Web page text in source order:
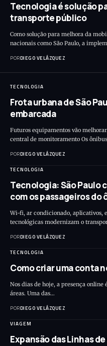
Tecnologia é solução
transporte público
Como solução para melhora da
nacionais como São Paulo, a
PORDIEGO VELÁZQUEZ
TECNOLOGIA
Frota urbana de São
embarcada
Futuros equipamentos vão
central de monitoramento Os
PORDIEGO VELÁZQUEZ
TECNOLOGIA
Tecnologia: São Paulo
com os passageiros do
Wi-fi, ar condicionado, aplicativos,
tecnológicas modernizam o
PORDIEGO VELÁZQUEZ
TECNOLOGIA
Como criar uma conta
Nos dias de hoje, a presença
áreas. Uma das…
PORDIEGO VELÁZQUEZ
VIAGEM
Expansão das Linhas